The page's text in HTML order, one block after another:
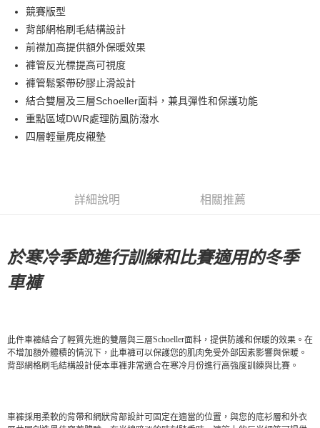
運送方式
全家店到店
每筆NT$80，滿NT$10,000(含以上)免運費
付款後全家取貨
每筆NT$80，滿NT$10,000(含以上)免運費
7-11店到店
每筆NT$80，滿NT$10,000(含以上)免運費
競賽版型
背部網格刷毛結構設計
前襟加高提供額外保暖效果
褲管反光標提高可視度
褲管鬆緊帶矽膠止滑設計
結合雙層及三層Schoeller面料，兼具彈性和保護功能
重點區域DWR處理防風防潑水
四層輕量麂皮襯墊
詳細說明 相關推薦
於寒冷季節進行訓練和比賽適用的冬季
車褲
此件車褲結合了輕質先進的雙層與三層Schoeller面料，提供防護和保暖的效果。在
不增加額外體積的情況下，此車褲可以保護您的肌肉免受外部因素影響與保暖。
背部網格刷毛結構設計使本車褲非常適合在寒冷月份進行高強度訓練與比賽。
車褲採用柔軟的背帶和網狀背部設計可固定在適當的位置，與您的底衫層和外衣